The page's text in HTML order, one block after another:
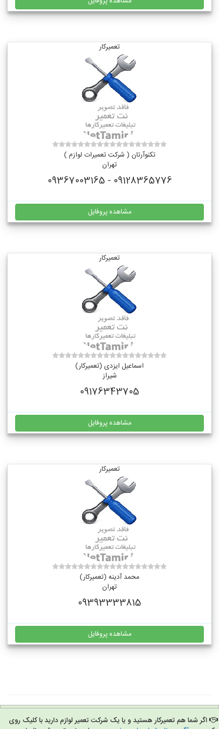
تعمیرکار
تکنوآرتان ( شرکت تعمیرات لوازم )
تهران
09128365776 - 09367003165
مشاهده پروفایل
تعمیرکار
اسماعیل ایزدی (تعمیرکار)
شیراز
09176343705
مشاهده پروفایل
تعمیرکار
محمد آدینه (تعمیرکار)
تهران
09393333815
مشاهده پروفایل
اگر شما هم تعمیرکار هستید و یا یک شرکت تعمیر لوازم دارید با کلیک روی